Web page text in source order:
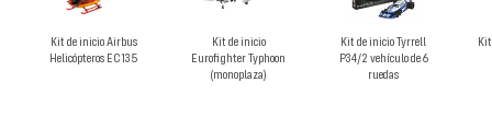
Kit de inicio Airbus
Helicópteros EC135
Kit de inicio
Eurofighter Typhoon
(monoplaza)
Kit de inicio Tyrrell
P34/2 vehículo de 6
ruedas